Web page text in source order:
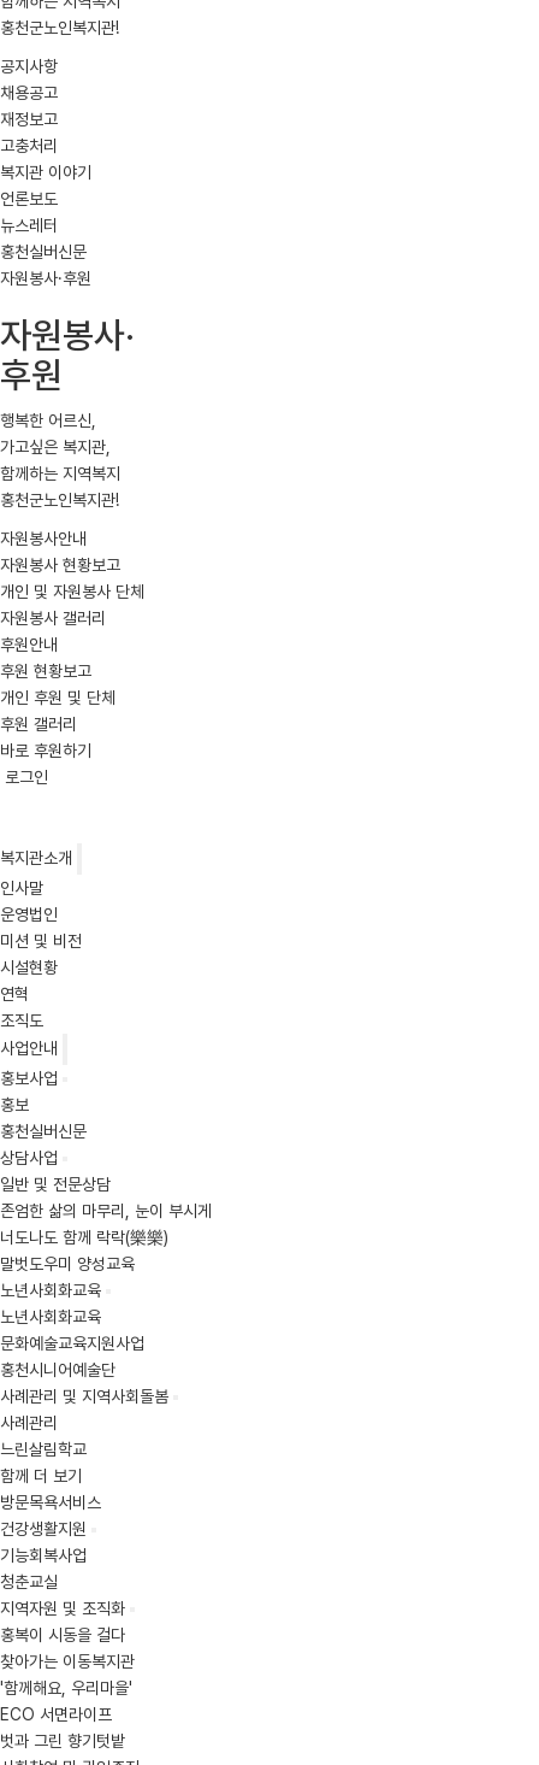
홍천군노인복지관!
공지사항
채용공고
재정보고
고충처리
복지관 이야기
언론보도
뉴스레터
홍천실버신문
자원봉사·후원
자원봉사·
후원
행복한 어르신,
가고싶은 복지관,
함께하는 지역복지
홍천군노인복지관!
자원봉사안내
자원봉사 현황보고
개인 및 자원봉사 단체
자원봉사 갤러리
후원안내
후원 현황보고
개인 후원 및 단체
후원 갤러리
바로 후원하기
로그인
복지관소개
인사말
운영법인
미션 및 비전
시설현황
연혁
조직도
사업안내
홍보사업
홍보
홍천실버신문
상담사업
일반 및 전문상담
존엄한 삶의 마무리, 눈이 부시게
너도나도 함께 락락(樂樂)
말벗도우미 양성교육
노년사회화교육
노년사회화교육
문화예술교육지원사업
홍천시니어예술단
사례관리 및 지역사회돌봄
사례관리
느린살림학교
함께 더 보기
방문목욕서비스
건강생활지원
기능회복사업
청춘교실
지역자원 및 조직화
홍복이 시동을 걸다
찾아가는 이동복지관
'함께해요, 우리마을'
ECO 서면라이프
벗과 그린 향기텃밭